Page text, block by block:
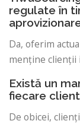
regulate în
Da, oferim
menține clienții
Există un
fiecare
De obicei,